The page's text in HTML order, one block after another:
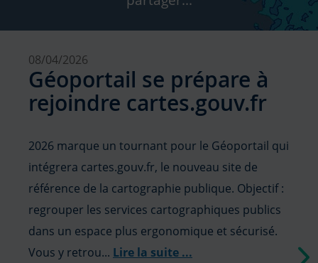
08/04/2026
Géoportail se prépare à
rejoindre cartes.gouv.fr
2026 marque un tournant pour le Géoportail qui
intégrera cartes.gouv.fr, le nouveau site de
référence de la cartographie publique. Objectif :
regrouper les services cartographiques publics
dans un espace plus ergonomique et sécurisé.
Vous y retrou... Lire la suite ...